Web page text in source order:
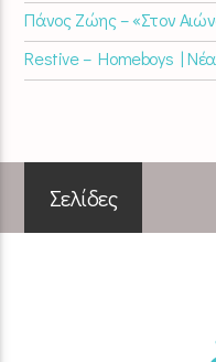
Πάνος Ζώης – «Στον
Restive – Homeboys | Νέα
Σελίδες